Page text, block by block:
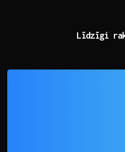
Līdzīgi